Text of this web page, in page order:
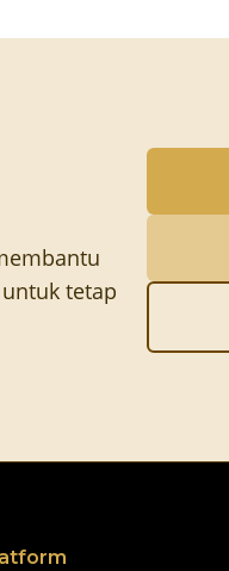
tetap